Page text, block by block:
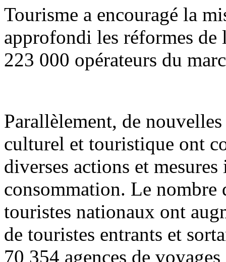
Tourisme a encouragé la
approfondi les réformes
223 000 opérateurs du
Parallèlement, de
culturel et touristique ont
diverses actions et
consommation. Le nombre
touristes nationaux ont
de touristes entrants et
70 354 agences de